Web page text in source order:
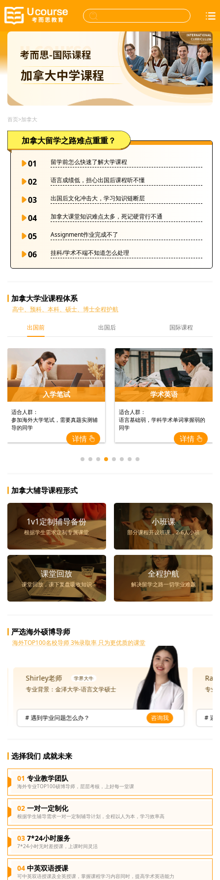
首页>加拿大
加拿大留学之路难点重重？
01 留学前怎么快速了解大学课程
02 语言成绩低，担心出国后课程听不懂
03 出国后文化冲击大，学习知识链断层
04 加拿大课堂知识难点太多，死记硬背行不通
05 Assignment作业完成不了
06 挂科/学术不端不知道怎么处理
加拿大学业课程体系
高中、预科、本科、硕士、博士全程护航
出国前 出国后 国际课程
入学笔试
适合人群：
参加海外大学笔试，需要真题实测辅
导的同学
详情
学术英语
适合人群：
语言基础弱，学科学术单词掌握弱的
同学
详情
加拿大辅导课程形式
1v1定制辅导备份
根据学生需求定制专属课堂
小班课
部分课程开设班课，2-6人小班
课堂回放
课堂回放，课下复盘吸收知识
全程护航
解决留学之路一切学业难题
严选海外硕博导师
海外TOP100名校导师 3%录取率 只为更优质的课堂
Shirley老师
专业背景：金泽大学-语言文学硕士
# 遇到学业问题怎么办？ 咨询我
Rain
专业
# 遇
选择我们 成就未来
专业教学团队
海外专业TOP100硕博导师，层层考核，上好每一堂课
一对一定制化
根据学生辅导需求一对一定制辅导计划，全程以人为本，学习效率高
7*24小时服务
7*24小时无时差授课，上课时间灵活
中英双语授课
可中英双语授课及全英授课，掌握课程学习内容同时，提高学术英语能力